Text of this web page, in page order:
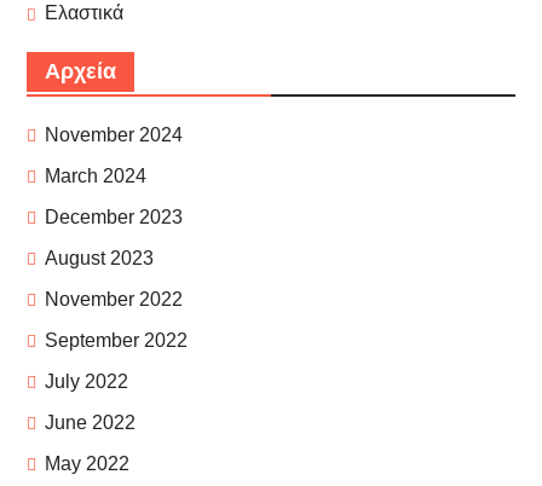
Ελαστικά
Αρχεία
November 2024
March 2024
December 2023
August 2023
November 2022
September 2022
July 2022
June 2022
May 2022